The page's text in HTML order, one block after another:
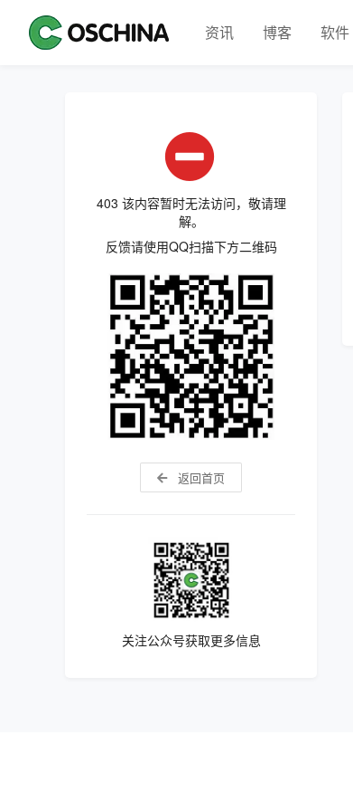
资讯 博客 软件
403 该内容暂时无法访问，敬请理
解。
反馈请使用QQ扫描下方二维码
返回首页
关注公众号获取更多信息